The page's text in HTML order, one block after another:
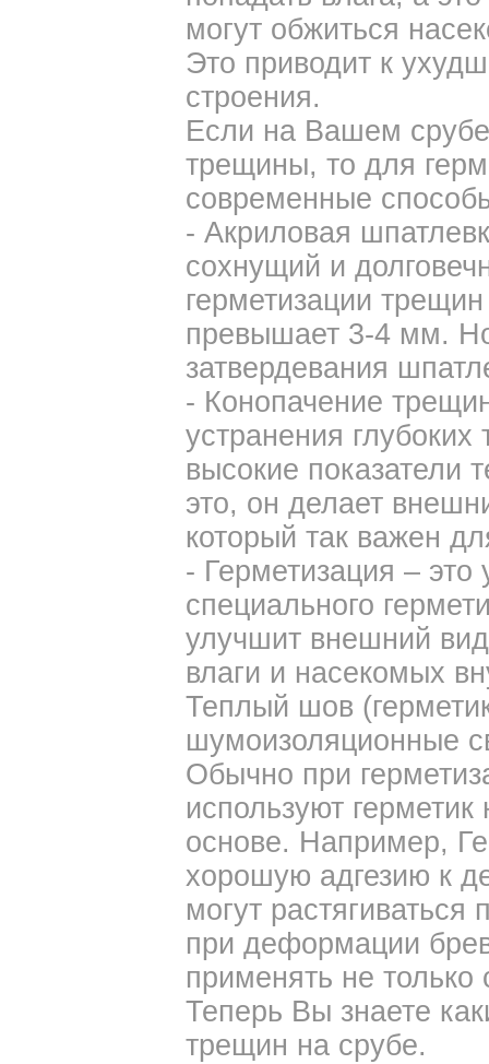
могут обжиться
Это приводит к
строения.
Если на Вашем
трещины, то для
современные
- Акриловая
сохнущий и
герметизации
превышает 3-4 мм.
затвердевания
- Конопачение
устранения
высокие показатели
это, он делает
который так важен
- Герметизация –
специального
улучшит внешний
влаги и насекомых
Теплый шов
шумоизоляционные
Обычно при
используют
основе. Например,
хорошую адгезию к
могут
при деформации
применять не
Теперь Вы знаете
трещин на срубе.